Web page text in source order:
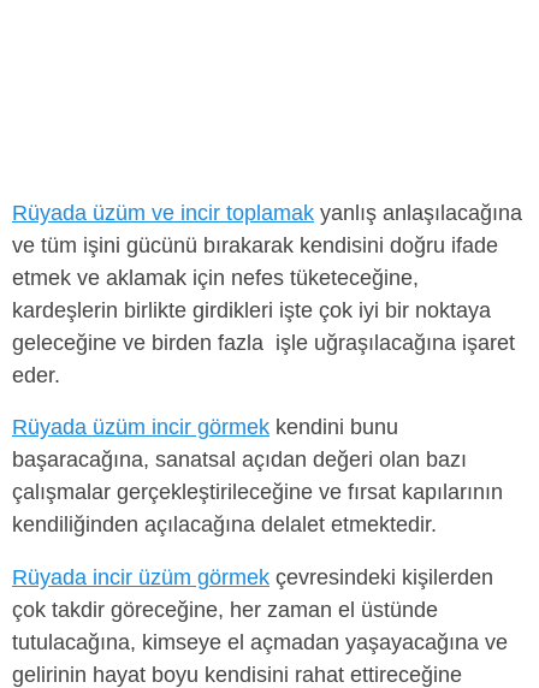
Rüyada üzüm ve incir toplamak yanlış anlaşılacağına
ve tüm işini gücünü bırakarak kendisini doğru ifade
etmek ve aklamak için nefes tüketeceğine,
kardeşlerin birlikte girdikleri işte çok iyi bir noktaya
geleceğine ve birden fazla işle uğraşılacağına işaret
eder.
Rüyada üzüm incir görmek kendini bunu
başaracağına, sanatsal açıdan değeri olan bazı
çalışmalar gerçekleştirileceğine ve fırsat kapılarının
kendiliğinden açılacağına delalet etmektedir.
Rüyada incir üzüm görmek çevresindeki kişilerden
çok takdir göreceğine, her zaman el üstünde
tutulacağına, kimseye el açmadan yaşayacağına ve
gelirinin hayat boyu kendisini rahat ettireceğine